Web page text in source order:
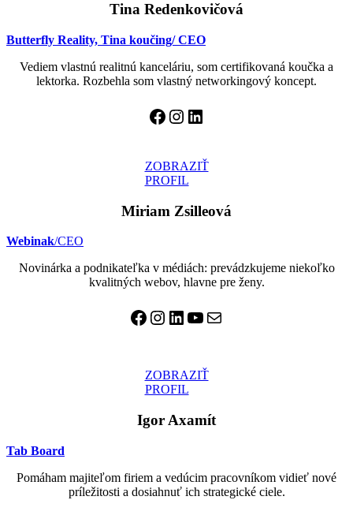
Tina Redenkovičová
Butterfly Reality, Tina koučing/ CEO
Vediem vlastnú realitnú kanceláriu, som certifikovaná koučka a
lektorka. Rozbehla som vlastný networkingový koncept.
Facebook
Instagram
LinkedIn
ZOBRAZIŤ
PROFIL
Miriam Zsilleová
Webinak/CEO
Novinárka a podnikateľka v médiách: prevádzkujeme niekoľko
kvalitných webov, hlavne pre ženy.
Facebook
Instagram
LinkedIn
YouTube
E-mail
ZOBRAZIŤ
PROFIL
Igor Axamít
Tab Board
Pomáham majiteľom firiem a vedúcim pracovníkom vidieť nové
príležitosti a dosiahnuť ich strategické ciele.